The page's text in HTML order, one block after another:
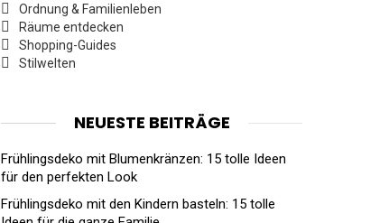
Ordnung & Familienleben
Räume entdecken
Shopping-Guides
Stilwelten
NEUESTE BEITRÄGE
Frühlingsdeko mit Blumenkränzen: 15 tolle Ideen
für den perfekten Look
Frühlingsdeko mit den Kindern basteln: 15 tolle